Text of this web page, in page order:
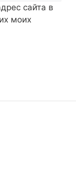
сайта в
моих